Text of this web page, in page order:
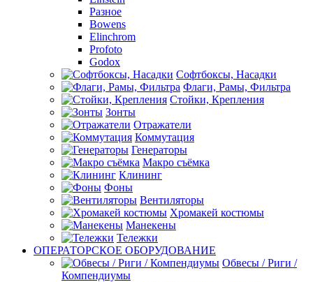
Разное
Bowens
Elinchrom
Profoto
Godox
Софтбоксы, Насадки
Флаги, Рамы, Фильтра
Стойки, Крепления
Зонты
Отражатели
Коммутация
Генераторы
Макро съёмка
Клининг
Фоны
Вентиляторы
Хромакей костюмы
Манекены
Тележки
ОПЕРАТОРСКОЕ ОБОРУДОВАНИЕ
Обвесы / Риги /
Компендиумы